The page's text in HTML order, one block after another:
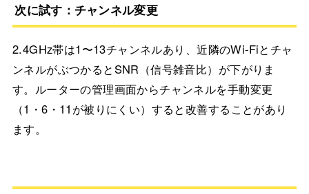
次に試す：チャンネル変更
2.4GHz帯は1〜13チャンネルあり、近隣のWi-Fiとチャ
ンネルがぶつかるとSNR（信号雑音比）が下がりま
す。ルーターの管理画面からチャンネルを手動変更
（1・6・11が被りにくい）すると改善することがあり
ます。